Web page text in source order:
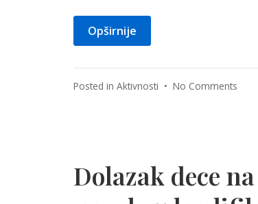
Opširnije
Posted in Aktivnosti • No Comments
u
Domu
Dolazak dece